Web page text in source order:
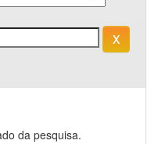
da pesquisa.